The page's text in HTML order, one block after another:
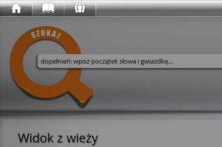
Wyszukaj w serwisie
Widok z wieży